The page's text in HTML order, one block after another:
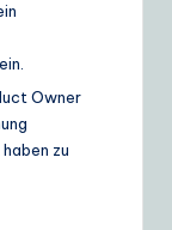
Owner
zu